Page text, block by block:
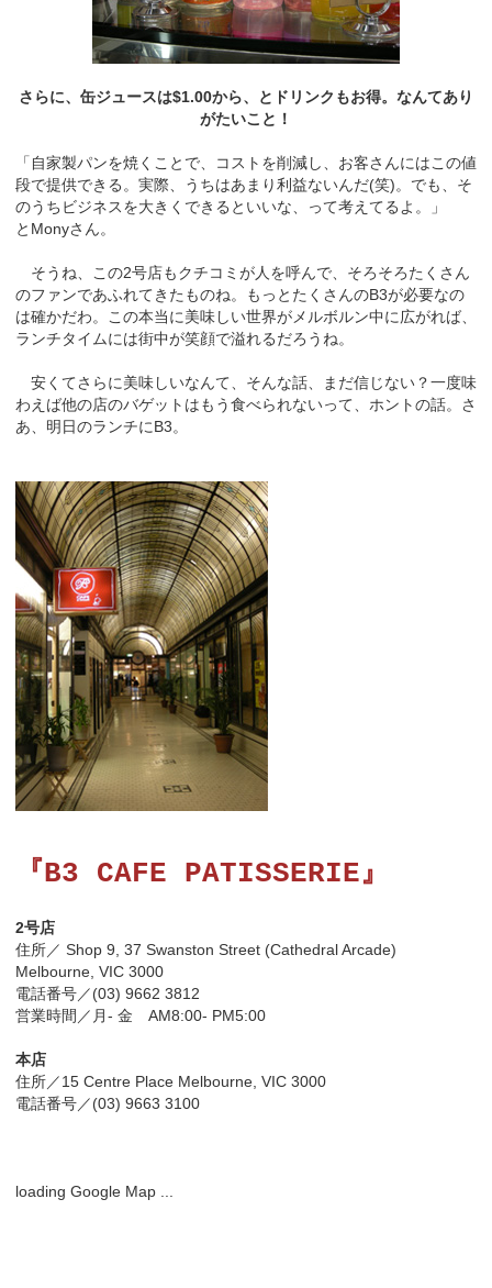
さらに、缶ジュースは$1.00から、とドリンクもお得。なんてあり
がたいこと！
「自家製パンを焼くことで、コストを削減し、お客さんにはこの値
段で提供できる。実際、うちはあまり利益ないんだ(笑)。でも、そ
のうちビジネスを大きくできるといいな、って考えてるよ。」
とMonyさん。
そうね、この2号店もクチコミが人を呼んで、そろそろたくさん
のファンであふれてきたものね。もっとたくさんのB3が必要なの
は確かだわ。この本当に美味しい世界がメルボルン中に広がれば、
ランチタイムには街中が笑顔で溢れるだろうね。
安くてさらに美味しいなんて、そんな話、まだ信じない？一度味
わえば他の店のバゲットはもう食べられないって、ホントの話。さ
あ、明日のランチにB3。
『B3 CAFE PATISSERIE』
2号店
住所／ Shop 9, 37 Swanston Street (Cathedral Arcade)
Melbourne, VIC 3000
電話番号／(03) 9662 3812
営業時間／月- 金 AM8:00- PM5:00
本店
住所／15 Centre Place Melbourne, VIC 3000
電話番号／(03) 9663 3100
loading Google Map ...